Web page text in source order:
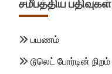
சமீபத்திய பதிவுகள்
பயணம்
டூலெட் போர்டின் நிறம்